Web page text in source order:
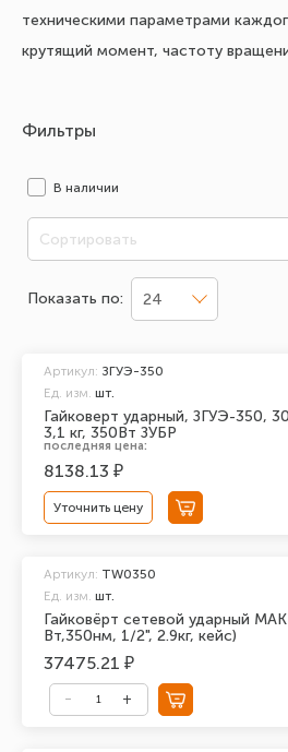
техническими параметрами
крутящий момент, частоту
Фильтры
В наличии
Сортировать
Показать по: 24
Гайковерт ударный, ЗГУЭ-350,
3,1 кг, 350Вт ЗУБР
Артикул: ЗГУЭ-350
Ед. изм. шт.
последняя цена:
8138.13 ₽
Уточнить цену
Гайковёрт сетевой ударный
Вт,350нм, 1/2", 2.9кг, кейс)
Артикул: TW0350
Ед. изм. шт.
37475.21 ₽